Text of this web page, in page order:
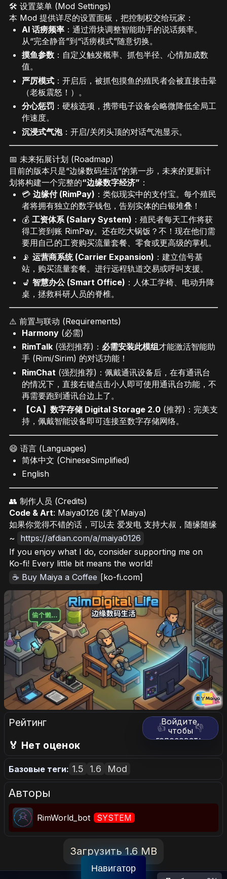
🛠️ 设置菜单 (Mod Settings)
本 Mod 提供详尽的设置面板，把控制权交给玩家：
AI 话痨频率 ：通过滑块调整智能助手的说话频率。
从“完全静音”到“话痨模式”随意切换。
摸鱼参数 ：自定义触发概率、抓包半径、心情加成数
值。
严厉模式 ：开启后，被抓包摸鱼的殖民者会被直接击晕
（老板震怒！）。
分心惩罚 ：硬核选项，携带电子设备会略微降低全局工
作速度。
沉浸式气泡：开启/关闭头顶的对话气泡显示。
📅 未来拓展计划 (Roadmap)
目前的版本只是“边缘数码生活”的第一步，未来的更新计
划将构建一个完整的“边缘数字经济” ：
💳 边缘付 (RimPay) ：类似现实中的支付宝。每个殖民
者将拥有独立的数字钱包，告别实体的白银堆叠！
💰 工资体系 (Salary System) ：殖民者每天工作将获
得工资到账 RimPay。还在吃大锅饭？不！现在他们需
要用自己的工资购买流量套餐、零食或更高级的掌机。
📡 运营商系统 (Carrier Expansion) ：建立信号基
站，购买流量套餐。进行远程轨道交易或呼叫支援。
💺 智慧办公 (Smart Office) ：人体工学椅、电动升降
桌，拯救科研人员的脊椎。
⚠️ 前置与联动 (Requirements)
Harmony (必需)
RimTalk (强烈推荐)： 必需安装此模组才能激活智能助
手 (Rimi/Sirim) 的对话功能！
RimChat (强烈推荐)：佩戴通讯设备后，在有通讯台
的情况下，直接右键点击小人即可使用通讯台功能，不
再需要跑到通讯台边上了。
【CA】数字存储 Digital Storage 2.0 (推荐)：完美支
持，佩戴智能设备即可连接至数字存储网络。
😄 语言 (Languages)
简体中文 (ChineseSimplified)
English
👥 制作人员 (Credits)
Code & Art: Maiya0126 (麦丫Maiya)
如果你觉得不错的话，可以去 爱发电 支持大叔，随缘随缘
~
https://afdian.com/a/maiya0126
If you enjoy what I do, consider supporting me on
Ko-fi! Every little bit means the world!
☕ Buy Maiya a Coffee [ko-fi.com]
Рейтинг 👍 👎
Войдите,
чтобы
голосовать.
🏅 Нет оценок
Базовые теги: 1.5 1.6 Mod
Авторы
RimWorld_bot SYSTEM
Загрузить 1.6 MB
Навигатор